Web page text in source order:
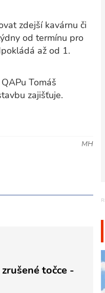
zdejší kavárnu či
od termínu pro
až od 1.
Tomáš
zajišťuje.
MH
točce -